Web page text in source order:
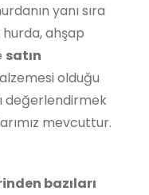
yanı sıra
ahşap
satın
olduğu
değerlendirmek
mevcuttur.
bazıları